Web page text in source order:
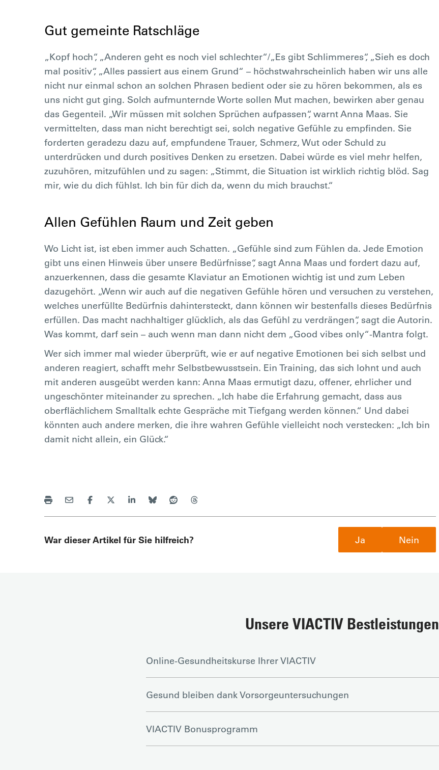
Gut gemeinte Ratschläge
„Kopf hoch“, „Anderen geht es noch viel schlechter“/„Es gibt Schlimmeres“, „Sieh es doch
mal positiv“, „Alles passiert aus einem Grund“ – höchstwahrscheinlich haben wir uns alle
nicht nur einmal schon an solchen Phrasen bedient oder sie zu hören bekommen, als es
uns nicht gut ging. Solch aufmunternde Worte sollen Mut machen, bewirken aber genau
das Gegenteil. „Wir müssen mit solchen Sprüchen aufpassen“, warnt Anna Maas. Sie
vermittelten, dass man nicht berechtigt sei, solch negative Gefühle zu empfinden. Sie
forderten geradezu dazu auf, empfundene Trauer, Schmerz, Wut oder Schuld zu
unterdrücken und durch positives Denken zu ersetzen. Dabei würde es viel mehr helfen,
zuzuhören, mitzufühlen und zu sagen: „Stimmt, die Situation ist wirklich richtig blöd. Sag
mir, wie du dich fühlst. Ich bin für dich da, wenn du mich brauchst.“
Allen Gefühlen Raum und Zeit geben
Wo Licht ist, ist eben immer auch Schatten. „Gefühle sind zum Fühlen da. Jede Emotion
gibt uns einen Hinweis über unsere Bedürfnisse“, sagt Anna Maas und fordert dazu auf,
anzuerkennen, dass die gesamte Klaviatur an Emotionen wichtig ist und zum Leben
dazugehört. „Wenn wir auch auf die negativen Gefühle hören und versuchen zu verstehen,
welches unerfüllte Bedürfnis dahintersteckt, dann können wir bestenfalls dieses Bedürfnis
erfüllen. Das macht nachhaltiger glücklich, als das Gefühl zu verdrängen“, sagt die Autorin.
Was kommt, darf sein – auch wenn man dann nicht dem „Good vibes only“-Mantra folgt.
Wer sich immer mal wieder überprüft, wie er auf negative Emotionen bei sich selbst und
anderen reagiert, schafft mehr Selbstbewusstsein. Ein Training, das sich lohnt und auch
mit anderen ausgeübt werden kann: Anna Maas ermutigt dazu, offener, ehrlicher und
ungeschönter miteinander zu sprechen. „Ich habe die Erfahrung gemacht, dass aus
oberflächlichem Smalltalk echte Gespräche mit Tiefgang werden können.“ Und dabei
könnten auch andere merken, die ihre wahren Gefühle vielleicht noch verstecken: „Ich bin
damit nicht allein, ein Glück.“
War dieser Artikel für Sie hilfreich? Ja Nein
Unsere VIACTIV Bestleistungen
Online-Gesundheitskurse Ihrer VIACTIV
Gesund bleiben dank Vorsorgeuntersuchungen
VIACTIV Bonusprogramm